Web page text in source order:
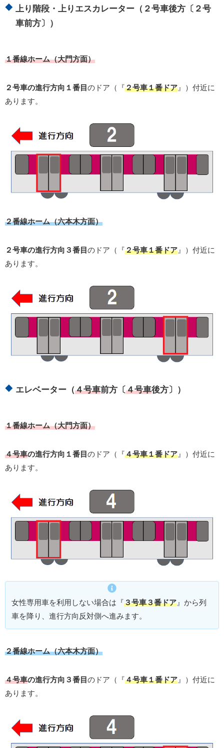
上り階段・上りエスカレーター（２号車後方〔２号
車前方〕）
１番線ホーム（大門方面）
２号車の進行方向１番目 のドア（『２号車１番ドア 』）付近に
あります。
２番線ホーム（六本木方面）
２号車の進行方向３番目 のドア（『２号車１番ドア 』）付近に
あります。
エレベーター（４号車前方〔４号車後方〕）
１番線ホーム（大門方面）
４号車の進行方向１番目 のドア（『４号車１番ドア 』）付近に
あります。
女性専用車を利用しない場合は『３号車３番ドア 』から列
車を降り、進行方向反対側へ進みます。
２番線ホーム（六本木方面）
４号車の進行方向３番目 のドア（『４号車１番ドア 』）付近に
あります。